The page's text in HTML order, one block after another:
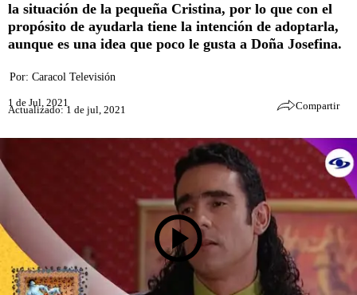
la situación de la pequeña Cristina, por lo que con el
propósito de ayudarla tiene la intención de adoptarla,
aunque es una idea que poco le gusta a Doña Josefina.
Por: Caracol Televisión
1 de Jul, 2021
Actualizado: 1 de jul, 2021 Compartir